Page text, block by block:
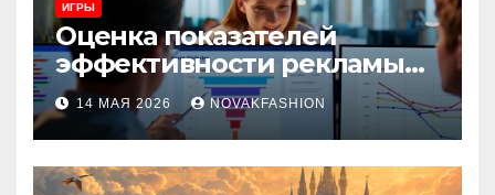
ИГРЫ
Оценка показателей
эффективности рекламы
при атрибуции
множественных точек
касания
14 МАЯ 2026 NOVAKFASHION